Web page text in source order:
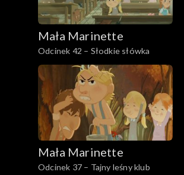
Mała Marinette
Odcinek 42 – Słodkie słówka
Mała Marinette
Odcinek 37 – Tajny leśny klub